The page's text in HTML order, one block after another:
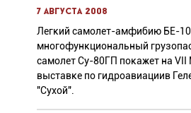
7 августа 2008
Легкий самолет-амфибию БЕ-
многофункциональный
самолет Су-80ГП покажет на
выставке по гидроавиациив
"Сухой".